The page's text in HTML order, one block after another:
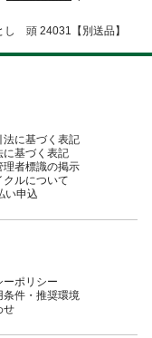
し 頭 24031【別送品】
法に基づく表記
に基づく表記
理者標識の掲示
クルについて
い申込
ーポリシー
条件・推奨環境
せ